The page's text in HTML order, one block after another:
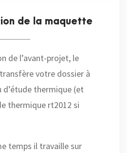
de la maquette
de l’avant-projet, le
votre dossier à
d’étude thermique (et
thermique rt2012 si
temps il travaille sur